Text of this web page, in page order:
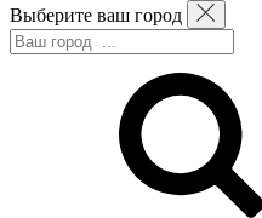
Выберите ваш город